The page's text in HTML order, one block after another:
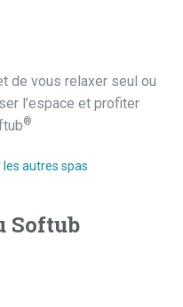
de vous relaxer seul ou
l’espace et profiter
®
les autres spas
Softub